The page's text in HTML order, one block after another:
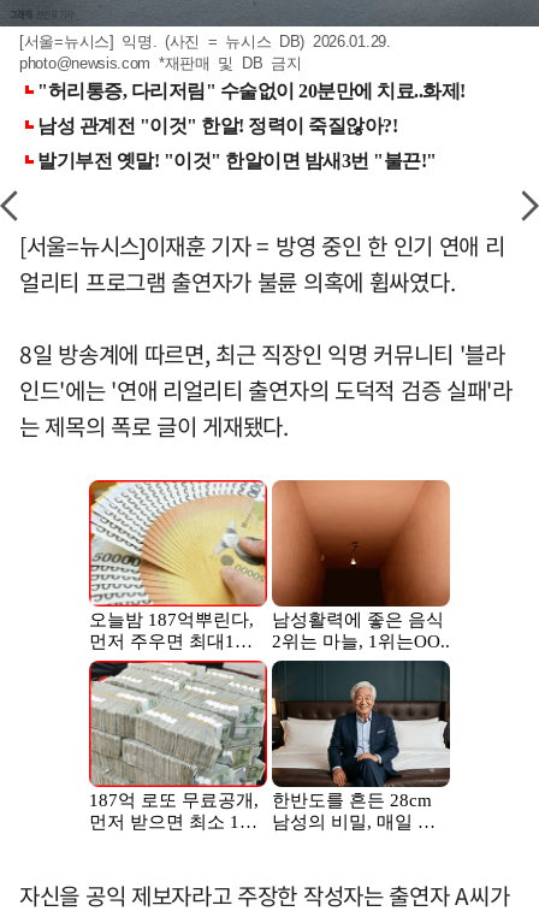
[서울=뉴시스] 익명. (사진 = 뉴시스 DB) 2026.01.29.
photo@newsis.com *재판매 및 DB 금지
[서울=뉴시스]이재훈 기자 = 방영 중인 한 인기 연애 리
얼리티 프로그램 출연자가 불륜 의혹에 휩싸였다.
8일 방송계에 따르면, 최근 직장인 익명 커뮤니티 '블라
인드'에는 '연애 리얼리티 출연자의 도덕적 검증 실패'라
는 제목의 폭로 글이 게재됐다.
자신을 공익 제보자라고 주장한 작성자는 출연자 A씨가